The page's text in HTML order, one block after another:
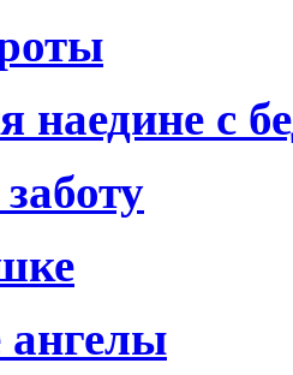
наедине с